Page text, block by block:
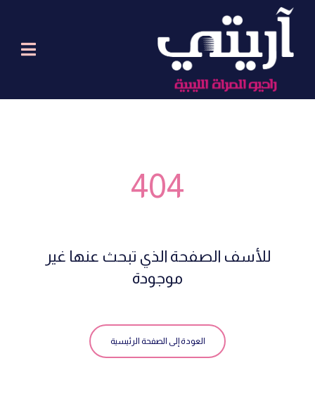
404
للأسف الصفحة الذي تبحث عنها غير
موجودة
العودة إلى الصفحة الرئيسية